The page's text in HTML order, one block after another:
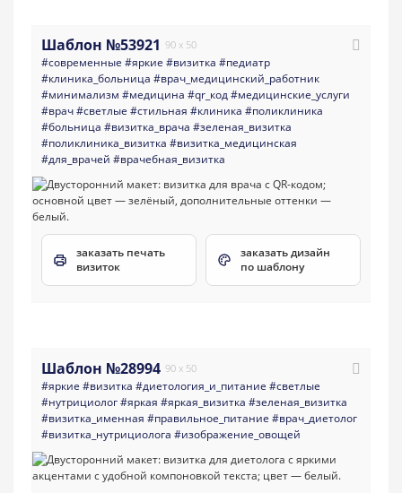
Шаблон №53921 90 x 50
#современные #яркие #визитка #педиатр
#клиника_больница #врач_медицинский_работник
#минимализм #медицина #qr_код#медицинские_услуги
#врач#светлые #стильная #клиника #поликлиника
#больница #визитка_врача #зеленая_визитка
#поликлиника_визитка #визитка_медицинская
#для_врачей #врачебная_визитка
заказать печать
визиток
заказать дизайн
по шаблону
Шаблон №28994 90 x 50
#яркие #визитка #диетология_и_питание #светлые
#нутрициолог#яркая #яркая_визитка #зеленая_визитка
#визитка_именная #правильное_питание #врач_диетолог
#визитка_нутрициолога #изображение_овощей